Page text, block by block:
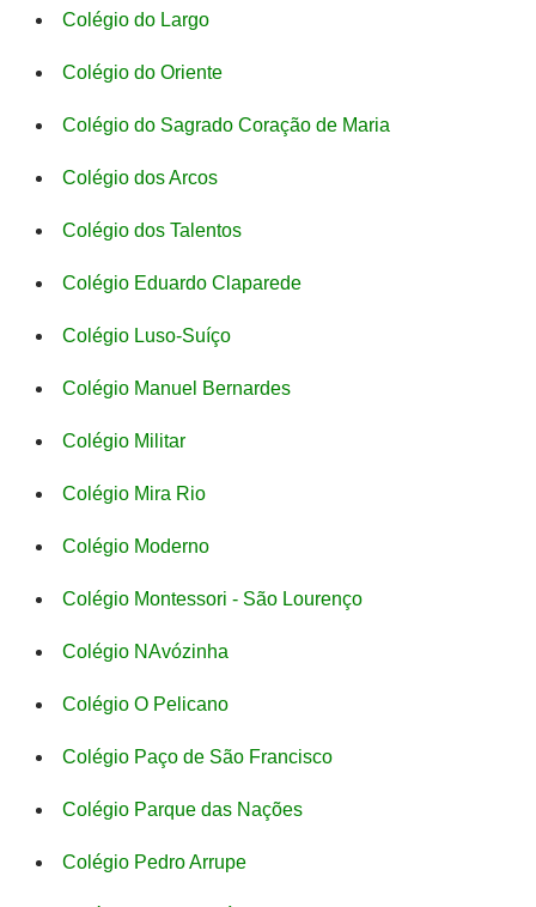
Colégio do Largo
Colégio do Oriente
Colégio do Sagrado Coração de Maria
Colégio dos Arcos
Colégio dos Talentos
Colégio Eduardo Claparede
Colégio Luso-Suíço
Colégio Manuel Bernardes
Colégio Militar
Colégio Mira Rio
Colégio Moderno
Colégio Montessori - São Lourenço
Colégio NAvózinha
Colégio O Pelicano
Colégio Paço de São Francisco
Colégio Parque das Nações
Colégio Pedro Arrupe